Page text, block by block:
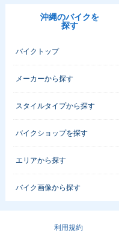
沖縄のバイクを
探す
バイクトップ
メーカーから探す
スタイルタイプから探す
バイクショップを探す
エリアから探す
バイク画像から探す
利用規約